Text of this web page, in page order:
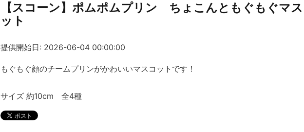
【スコーン】ポムポムプリン ちょこんともぐもぐマス
ット
提供開始日: 2026-06-04 00:00:00
もぐもぐ顔のチームプリンがかわいいマスコットです！
サイズ 約10cm 全4種